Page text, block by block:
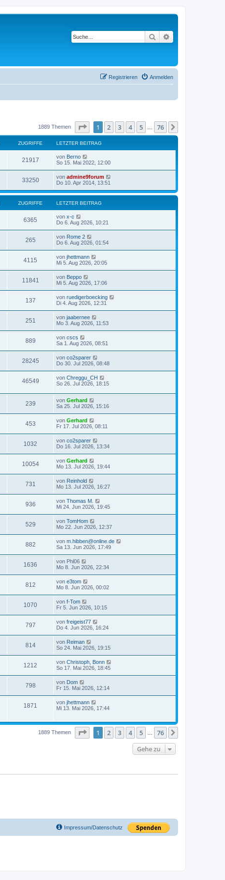
Suche
Anmelden
Registrieren
1889 Themen Seite von76
1 2 3 4 5 76
ZUGRIFFE LETZTER BEITRAG
21917 von Berno
So 15. Mai 2022, 12:00
33250 von admine9forum
Do 10. Apr 2014, 13:51
ZUGRIFFE LETZTER BEITRAG
6365 von x-c
Do 6. Aug 2026, 10:21
265 von Rome 2
Do 6. Aug 2026, 01:54
4115 von jhettmann
Mi 5. Aug 2026, 20:05
11841 von Beppo
Mi 5. Aug 2026, 17:06
137 von ruedigerboecking
Di 4. Aug 2026, 12:31
251 von jaabernee
Mo 3. Aug 2026, 11:53
889 von cscs
Sa 1. Aug 2026, 08:51
28245 von co2sparer
Do 30. Jul 2026, 08:48
46549 von Chreggu_CH
So 26. Jul 2026, 18:15
239 von Gerhard
Sa 25. Jul 2026, 15:16
453 von Gerhard
Fr 17. Jul 2026, 08:11
1032 von co2sparer
Do 16. Jul 2026, 13:34
10054 von Gerhard
Mo 13. Jul 2026, 19:44
731 von Reinhold
Mo 13. Jul 2026, 16:27
936 von Thomas M.
Mi 24. Jun 2026, 19:45
529 von TomHom
Mo 22. Jun 2026, 12:37
882 von m.hibben@online.de
Sa 13. Jun 2026, 17:49
1636 von Phl06
Mo 8. Jun 2026, 22:34
812 von e3tom
Mo 8. Jun 2026, 00:02
1070 von f-Tom
Fr 5. Jun 2026, 10:15
797 von freigeist77
Do 4. Jun 2026, 16:24
814 von Reiman
So 24. Mai 2026, 19:15
1212 von Christoph, Bonn
So 17. Mai 2026, 18:45
798 von Dom
Fr 15. Mai 2026, 12:14
1871 von jhettmann
Mi 13. Mai 2026, 17:44
1889 Themen Seite von76
1 2 3 4 5 76
Gehe zu
Impressum/Datenschutz